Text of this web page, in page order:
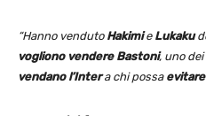
“Hanno venduto Hakimie Lukaku
vogliono vendere Bastoni, uno
vendano l’Intera chi possa